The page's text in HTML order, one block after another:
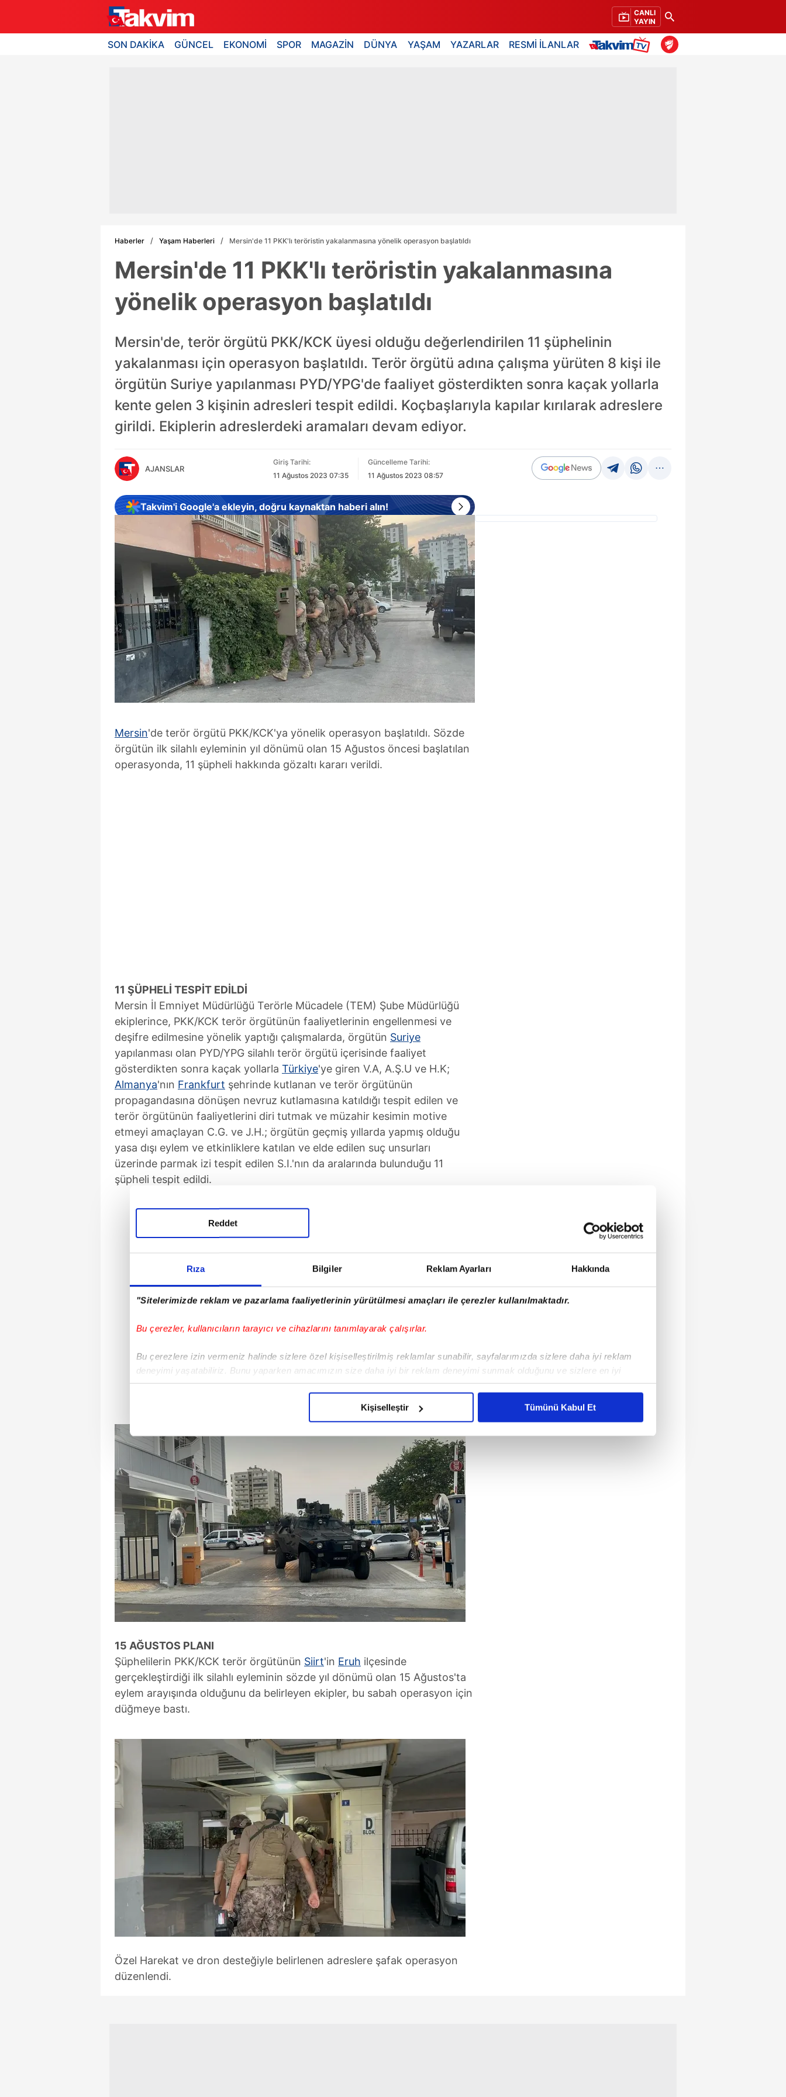
Rıza Bilgiler Reklam Ayarları Hakkında
"Sitelerimizde reklam ve pazarlama faaliyetlerinin yürütülmesi amaçları ile çerezler kullanılmaktadır.
Bu çerezler, kullanıcıların tarayıcı ve cihazlarını tanımlayarak çalışırlar.
Bu çerezlere izin vermeniz halinde sizlere özel kişiselleştirilmiş reklamlar sunabilir, sayfalarımızda sizlere daha iyi reklam
deneyimi yaşatabiliriz. Bunu yaparken amacımızın size daha iyi bir reklam deneyimi sunmak olduğunu ve sizlere en iyi
içerikleri sunabilmek adına elimizden gelen çabayı gösterdiğimizi ve bu noktada, reklamların maliyetlerimizi karşılamak
Sizlere daha iyi bir hizmet sunabilmek için İnternet Sitemizde kendimize ve üçüncü kişilere ait çerezler kullanılmaktadır. Bu
çerezler vasıtasıyla çeşitli kişisel verileriniz işlenmekte olup gerekli olan çerezler bilgi toplumu hizmetlerinin sunulması
amacıyla kullanılmaktadır. Diğer çerezler, sitemizin daha işlevsel kılınması ve kişiselleştirilmesi ve sizlere yönelik
reklam/pazarlama faaliyetlerinin yapılması, amaçlarıyla sınırlı olarak açık rızanız dahilinde kullanılacaktır.
Çerezlere ilişkin tercihlerinizi aşağıda yer alan panel vasıtasıyla belirleyebilirsiniz. Çerezlere ilişkin detaylı bilgi için Ayarlar
butonuna tıklayabilir,Çerez Bilgilendirme Metnimiziziyaret edebilirsiniz.
6698 sayılı Kişisel Verilerin Korunması Kanunu uyarınca hazırlanmış Aydınlatma Metnimizi okumak ve sitemizde ilgili
mevzuata uygun olarak kullanılan çerezlerle ilgili bilgi almak için lütfentıklayınız
Reddet
Kişiselleştir Tümünü Kabul Et
CANLI
YAYIN
SON DAKİKA GÜNCEL EKONOMİ SPOR MAGAZİN DÜNYA YAŞAM YAZARLAR RESMİ İLANLAR
Haberler Yaşam Haberleri Mersin'de 11 PKK'lı teröristin yakalanmasına yönelik operasyon başlatıldı
Mersin'de 11 PKK'lı teröristin yakalanmasına
yönelik operasyon başlatıldı
Mersin'de, terör örgütü PKK/KCK üyesi olduğu değerlendirilen 11 şüphelinin
yakalanması için operasyon başlatıldı. Terör örgütü adına çalışma yürüten 8 kişi ile
örgütün Suriye yapılanması PYD/YPG'de faaliyet gösterdikten sonra kaçak yollarla
kente gelen 3 kişinin adresleri tespit edildi. Koçbaşlarıyla kapılar kırılarak adreslere
girildi. Ekiplerin adreslerdeki aramaları devam ediyor.
AJANSLAR
Giriş Tarihi:
11 Ağustos 2023 07:35
Güncelleme Tarihi:
11 Ağustos 2023 08:57
Takvim'i Google'a ekleyin, doğru kaynaktan haberi alın!
Mersin'de terör örgütü PKK/KCK'ya yönelik operasyon başlatıldı. Sözde
örgütün ilk silahlı eyleminin yıl dönümü olan 15 Ağustos öncesi başlatılan
operasyonda, 11 şüpheli hakkında gözaltı kararı verildi.
11 ŞÜPHELİ TESPİT EDİLDİ
Mersin İl Emniyet Müdürlüğü Terörle Mücadele (TEM) Şube Müdürlüğü
ekiplerince, PKK/KCK terör örgütünün faaliyetlerinin engellenmesi ve
deşifre edilmesine yönelik yaptığı çalışmalarda, örgütün Suriye
yapılanması olan PYD/YPG silahlı terör örgütü içerisinde faaliyet
gösterdikten sonra kaçak yollarla Türkiye'ye giren V.A, A.Ş.U ve H.K;
Almanya'nın Frankfurt şehrinde kutlanan ve terör örgütünün
propagandasına dönüşen nevruz kutlamasına katıldığı tespit edilen ve
terör örgütünün faaliyetlerini diri tutmak ve müzahir kesimin motive
etmeyi amaçlayan C.G. ve J.H.; örgütün geçmiş yıllarda yapmış olduğu
yasa dışı eylem ve etkinliklere katılan ve elde edilen suç unsurları
üzerinde parmak izi tespit edilen S.I.'nın da aralarında bulunduğu 11
şüpheli tespit edildi.
15 AĞUSTOS PLANI
Şüphelilerin PKK/KCK terör örgütünün Siirt'in Eruh ilçesinde
gerçekleştirdiği ilk silahlı eyleminin sözde yıl dönümü olan 15 Ağustos'ta
eylem arayışında olduğunu da belirleyen ekipler, bu sabah operasyon için
düğmeye bastı.
Özel Harekat ve dron desteğiyle belirlenen adreslere şafak operasyon
düzenlendi.